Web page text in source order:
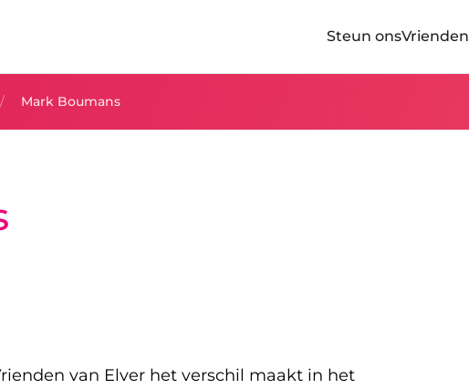
Steun onsVrienden
Mark Boumans
van Elver het verschil maakt in het